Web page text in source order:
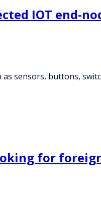
IOT end-
sensors, buttons,
for